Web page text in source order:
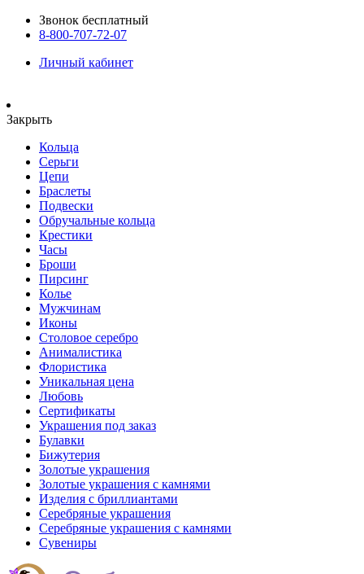
Звонок бесплатный
8-800-707-72-07
Личный кабинет
Закрыть
Кольца
Серьги
Цепи
Браслеты
Подвески
Обручальные кольца
Крестики
Часы
Броши
Пирсинг
Колье
Мужчинам
Иконы
Столовое серебро
Анималистика
Флористика
Уникальная цена
Любовь
Сертификаты
Украшения под заказ
Булавки
Бижутерия
Золотые украшения
Золотые украшения с камнями
Изделия с бриллиантами
Серебряные украшения
Серебряные украшения с камнями
Сувениры